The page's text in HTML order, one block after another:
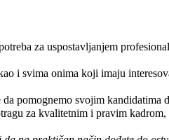
za uspostavljanjem
i svima onima koji imaju
pomognemo svojim kandidatima
za kvalitetnim i pravim